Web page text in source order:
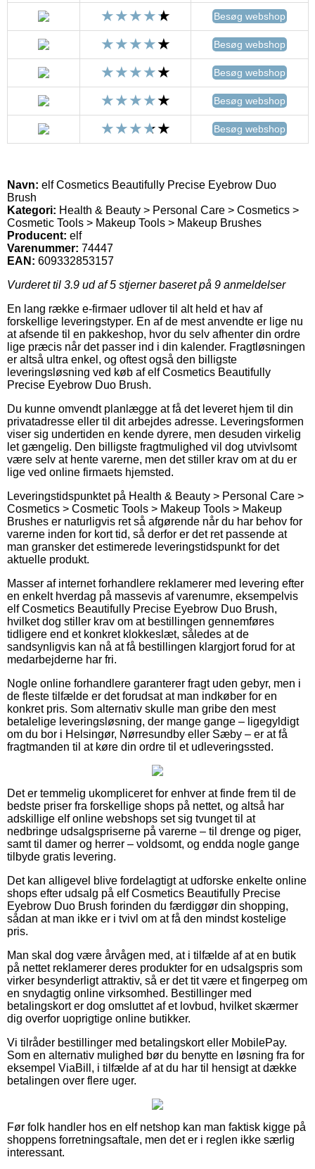
Besøg webshop
Besøg webshop
Besøg webshop
Besøg webshop
Besøg webshop
Navn: elf Cosmetics Beautifully Precise Eyebrow Duo
Brush
Kategori: Health & Beauty > Personal Care > Cosmetics >
Cosmetic Tools > Makeup Tools > Makeup Brushes
Producent: elf
Varenummer: 74447
EAN: 609332853157
Vurderet til 3.9 ud af 5 stjerner baseret på 9 anmeldelser
En lang række e-firmaer udlover til alt held et hav af
forskellige leveringstyper. En af de mest anvendte er lige nu
at afsende til en pakkeshop, hvor du selv afhenter din ordre
lige præcis når det passer ind i din kalender. Fragtløsningen
er altså ultra enkel, og oftest også den billigste
leveringsløsning ved køb af elf Cosmetics Beautifully
Precise Eyebrow Duo Brush.
Du kunne omvendt planlægge at få det leveret hjem til din
privatadresse eller til dit arbejdes adresse. Leveringsformen
viser sig undertiden en kende dyrere, men desuden virkelig
let gængelig. Den billigste fragtmulighed vil dog utvivlsomt
være selv at hente varerne, men det stiller krav om at du er
lige ved online firmaets hjemsted.
Leveringstidspunktet på Health & Beauty > Personal Care >
Cosmetics > Cosmetic Tools > Makeup Tools > Makeup
Brushes er naturligvis ret så afgørende når du har behov for
varerne inden for kort tid, så derfor er det ret passende at
man gransker det estimerede leveringstidspunkt for det
aktuelle produkt.
Masser af internet forhandlere reklamerer med levering efter
en enkelt hverdag på massevis af varenumre, eksempelvis
elf Cosmetics Beautifully Precise Eyebrow Duo Brush,
hvilket dog stiller krav om at bestillingen gennemføres
tidligere end et konkret klokkeslæt, således at de
sandsynligvis kan nå at få bestillingen klargjort forud for at
medarbejderne har fri.
Nogle online forhandlere garanterer fragt uden gebyr, men i
de fleste tilfælde er det forudsat at man indkøber for en
konkret pris. Som alternativ skulle man gribe den mest
betalelige leveringsløsning, der mange gange – ligegyldigt
om du bor i Helsingør, Nørresundby eller Sæby – er at få
fragtmanden til at køre din ordre til et udleveringssted.
Det er temmelig ukompliceret for enhver at finde frem til de
bedste priser fra forskellige shops på nettet, og altså har
adskillige elf online webshops set sig tvunget til at
nedbringe udsalgspriserne på varerne – til drenge og piger,
samt til damer og herrer – voldsomt, og endda nogle gange
tilbyde gratis levering.
Det kan alligevel blive fordelagtigt at udforske enkelte online
shops efter udsalg på elf Cosmetics Beautifully Precise
Eyebrow Duo Brush forinden du færdiggør din shopping,
sådan at man ikke er i tvivl om at få den mindst kostelige
pris.
Man skal dog være årvågen med, at i tilfælde af at en butik
på nettet reklamerer deres produkter for en udsalgspris som
virker besynderligt attraktiv, så er det tit være et fingerpeg om
en snydagtig online virksomhed. Bestillinger med
betalingskort er dog omsluttet af et lovbud, hvilket skærmer
dig overfor uoprigtige online butikker.
Vi tilråder bestillinger med betalingskort eller MobilePay.
Som en alternativ mulighed bør du benytte en løsning fra for
eksempel ViaBill, i tilfælde af at du har til hensigt at dække
betalingen over flere uger.
Før folk handler hos en elf netshop kan man faktisk kigge på
shoppens forretningsaftale, men det er i reglen ikke særlig
interessant.